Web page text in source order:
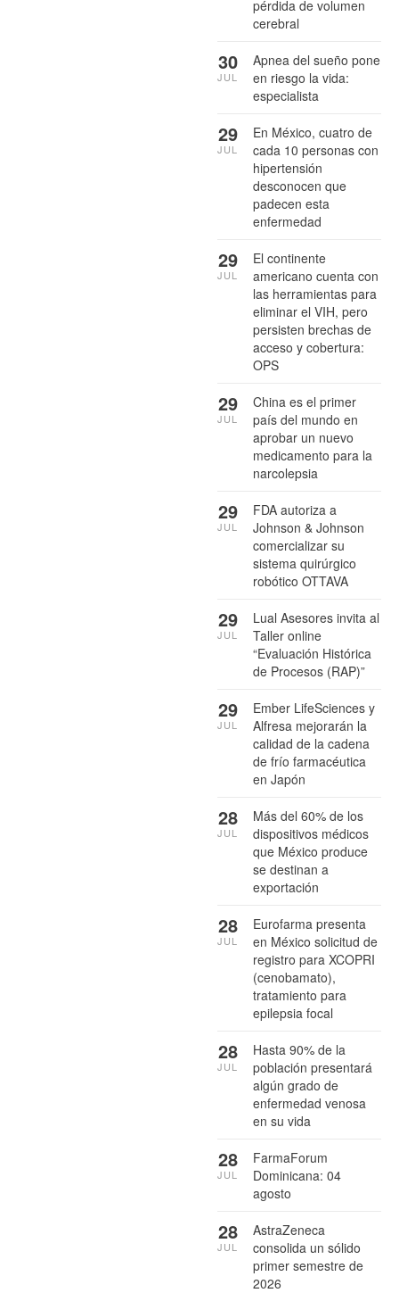
pérdida de volumen
cerebral
Apnea del sueño pone
en riesgo la vida:
especialista
30
JUL
En México, cuatro de
cada 10 personas con
hipertensión
desconocen que
padecen esta
enfermedad
29
JUL
El continente
americano cuenta con
las herramientas para
eliminar el VIH, pero
persisten brechas de
acceso y cobertura:
OPS
29
JUL
China es el primer
país del mundo en
aprobar un nuevo
medicamento para la
narcolepsia
29
JUL
FDA autoriza a
Johnson & Johnson
comercializar su
sistema quirúrgico
robótico OTTAVA
29
JUL
Lual Asesores invita al
Taller online
“Evaluación Histórica
de Procesos (RAP)”
29
JUL
Ember LifeSciences y
Alfresa mejorarán la
calidad de la cadena
de frío farmacéutica
en Japón
29
JUL
Más del 60% de los
dispositivos médicos
que México produce
se destinan a
exportación
28
JUL
Eurofarma presenta
en México solicitud de
registro para XCOPRI
(cenobamato),
tratamiento para
epilepsia focal
28
JUL
Hasta 90% de la
población presentará
algún grado de
enfermedad venosa
en su vida
28
JUL
FarmaForum
Dominicana: 04
agosto
28
JUL
AstraZeneca
consolida un sólido
primer semestre de
2026
28
JUL